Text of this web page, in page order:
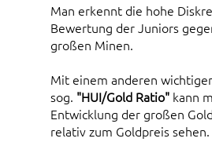
Man erkennt die hohe
Bewertung der Juniors
großen Minen.
Mit einem anderen
sog. "HUI/Gold Ratio" kann
Entwicklung der großen
relativ zum Goldpreis sehen.